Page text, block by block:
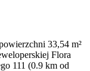
33,54 m²
Flora
111 (0.9 km od